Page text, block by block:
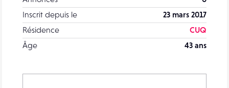
Inscrit depuis le
23 mars 2017
Résidence
CUQ
Âge
43 ans